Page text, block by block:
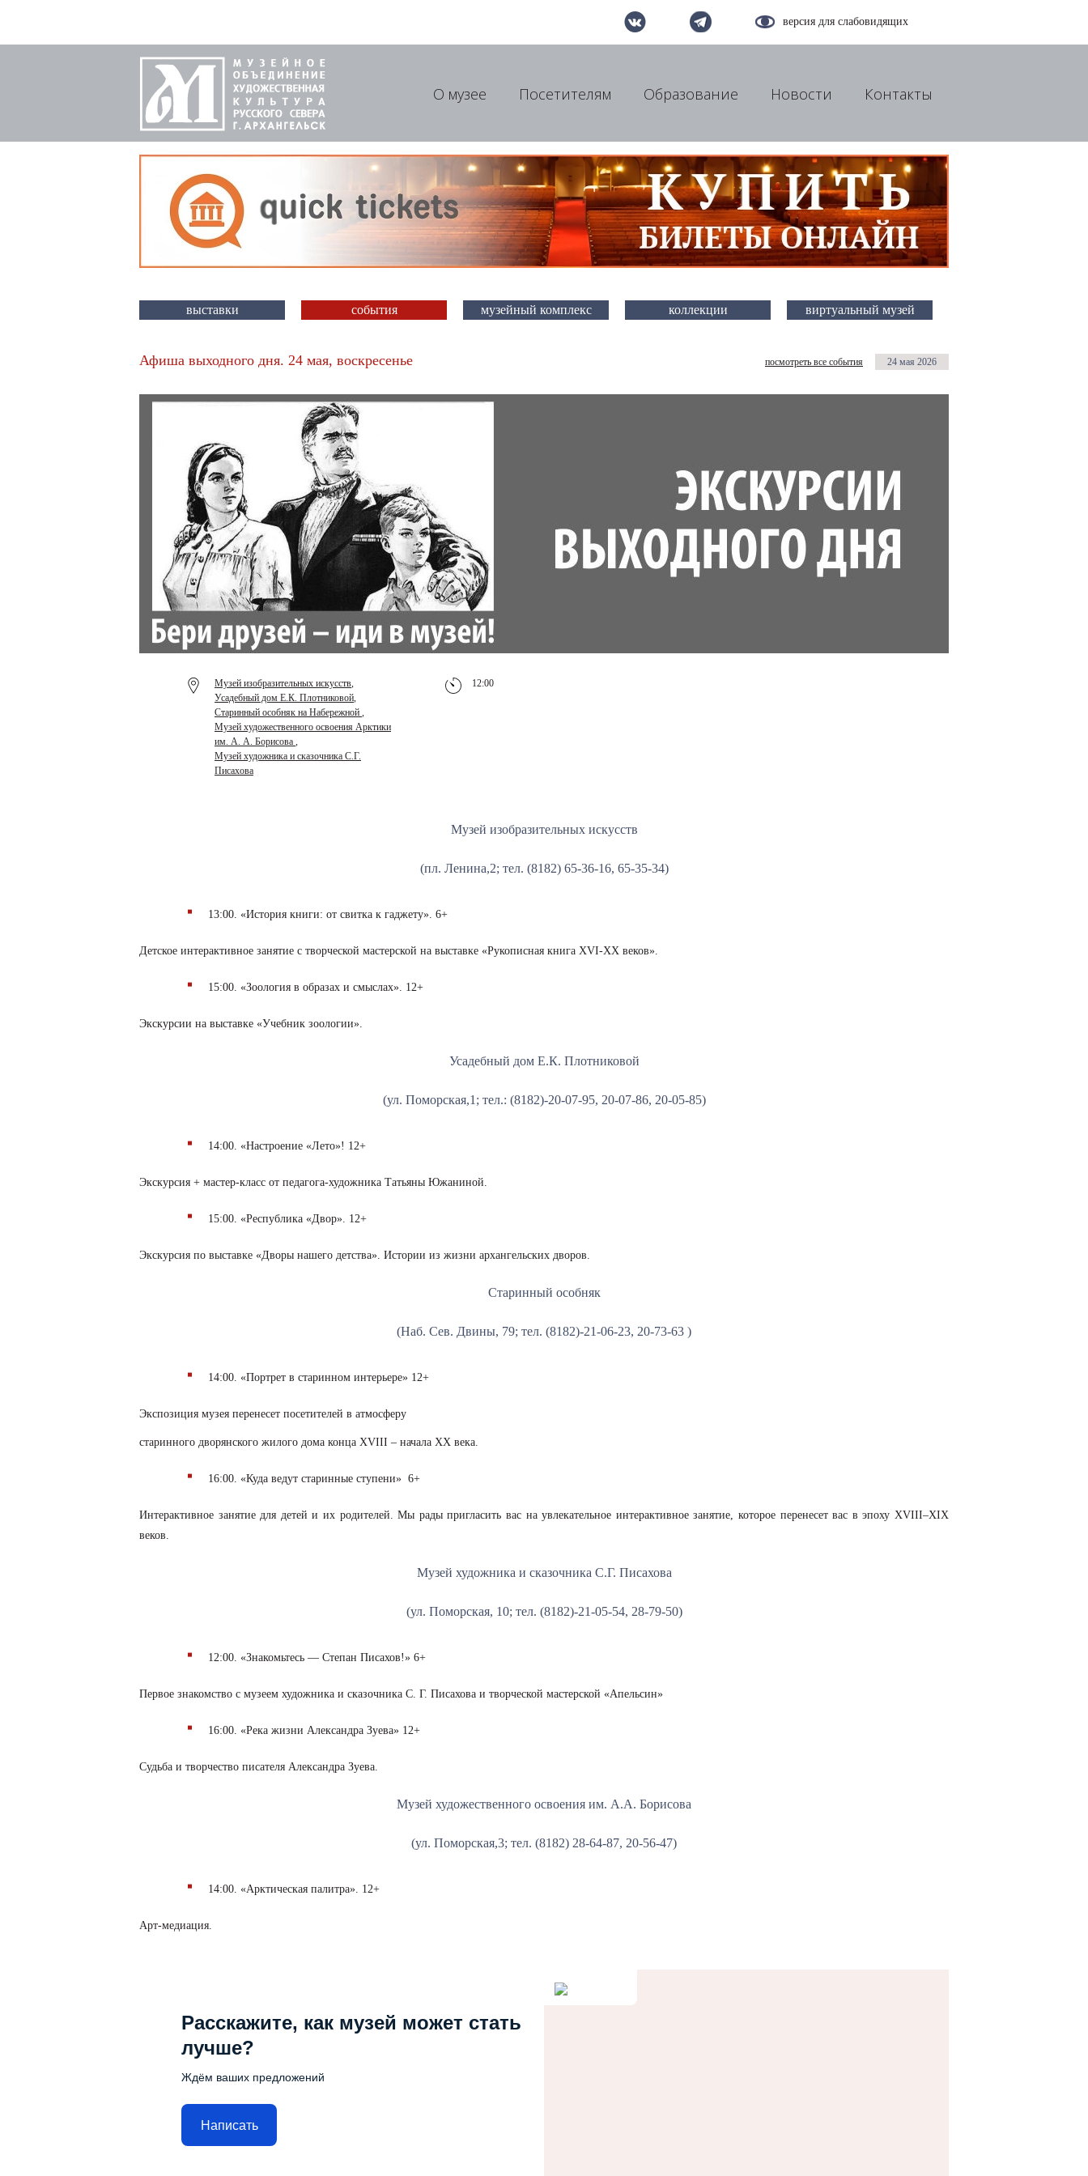
версия для слабовидящих
О музее Посетителям Образование Новости Контакты
выставки события музейный комплекс коллекции виртуальный музей
Афиша выходного дня. 24 мая, воскресенье посмотреть все события 24 мая 2026
Музей изобразительных искусств,
Усадебный дом Е.К. Плотниковой,
Старинный особняк на Набережной ,
Музей художественного освоения Арктики
им. А. А. Борисова ,
Музей художника и сказочника С.Г.
Писахова
12:00
Музей изобразительных искусств
(пл. Ленина,2; тел. (8182) 65-36-16, 65-35-34)
13:00. «История книги: от свитка к гаджету». 6+
Детское интерактивное занятие с творческой мастерской на выставке «Рукописная книга XVI-XX веков».
15:00. «Зоология в образах и смыслах». 12+
Экскурсии на выставке «Учебник зоологии».
Усадебный дом Е.К. Плотниковой
(ул. Поморская,1; тел.: (8182)-20-07-95, 20-07-86, 20-05-85)
14:00. «Настроение «Лето»! 12+
Экскурсия + мастер-класс от педагога-художника Татьяны Южаниной.
15:00. «Республика «Двор». 12+
Экскурсия по выставке «Дворы нашего детства». Истории из жизни архангельских дворов.
Старинный особняк
(Наб. Сев. Двины, 79; тел. (8182)-21-06-23, 20-73-63 )
14:00. «Портрет в старинном интерьере» 12+
Экспозиция музея перенесет посетителей в атмосферу
старинного дворянского жилого дома конца XVIII – начала ХХ века.
16:00. «Куда ведут старинные ступени» 6+
Интерактивное занятие для детей и их родителей. Мы рады пригласить вас на увлекательное интерактивное занятие, которое перенесет вас в эпоху XVIII–XIX
веков.
Музей художника и сказочника С.Г. Писахова
(ул. Поморская, 10; тел. (8182)-21-05-54, 28-79-50)
12:00. «Знакомьтесь — Степан Писахов!» 6+
Первое знакомство с музеем художника и сказочника С. Г. Писахова и творческой мастерской «Апельсин»
16:00. «Река жизни Александра Зуева» 12+
Судьба и творчество писателя Александра Зуева.
Музей художественного освоения им. А.А. Борисова
(ул. Поморская,3; тел. (8182) 28-64-87, 20-56-47)
14:00. «Арктическая палитра». 12+
Арт-медиация.
Расскажите, как музей может стать
лучше?
Ждём ваших предложений
Написать